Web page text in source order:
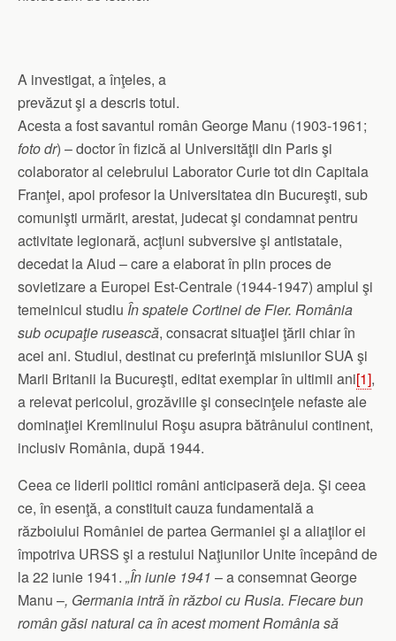
A investigat, a înţeles, a
prevăzut şi a descris totul.
Acesta a fost savantul român George Manu (1903-1961;
foto dr) – doctor în fizică al Universităţii din Paris şi
colaborator al celebrului Laborator Curie tot din Capitala
Franţei, apoi profesor la Universitatea din Bucureşti, sub
comunişti urmărit, arestat, judecat şi condamnat pentru
activitate legionară, acţiuni subversive şi antistatale,
decedat la Aiud – care a elaborat în plin proces de
sovietizare a Europei Est-Centrale (1944-1947) amplul şi
temeinicul studiu În spatele Cortinei de Fier. România
sub ocupaţie rusească, consacrat situaţiei ţării chiar în
acei ani. Studiul, destinat cu preferinţă misiunilor SUA şi
Marii Britanii la Bucureşti, editat exemplar în ultimii ani[1],
a relevat pericolul, grozăviile şi consecinţele nefaste ale
dominaţiei Kremlinului Roşu asupra bătrânului continent,
inclusiv România, după 1944.
Ceea ce liderii politici români anticipaseră deja. Şi ceea
ce, în esenţă, a constituit cauza fundamentală a
războiului României de partea Germaniei şi a aliaţilor ei
împotriva URSS şi a restului Naţiunilor Unite începând de
la 22 iunie 1941. „În iunie 1941 – a consemnat George
Manu –, Germania intră în război cu Rusia. Fiecare bun
român găsi natural ca în acest moment România să